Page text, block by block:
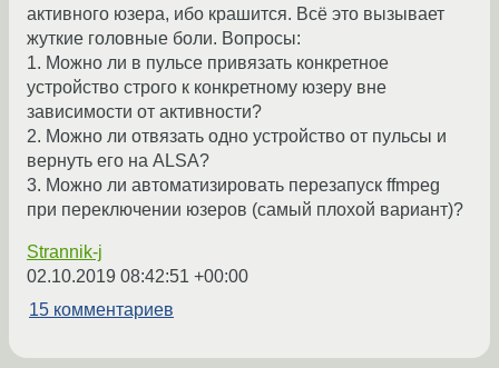
активного юзера, ибо крашится. Всё это вызывает
жуткие головные боли. Вопросы:
1. Можно ли в пульсе привязать конкретное
устройство строго к конкретному юзеру вне
зависимости от активности?
2. Можно ли отвязать одно устройство от пульсы и
вернуть его на ALSA?
3. Можно ли автоматизировать перезапуск ffmpeg
при переключении юзеров (самый плохой вариант)?
Strannik-j
02.10.2019 08:42:51 +00:00
15 комментариев